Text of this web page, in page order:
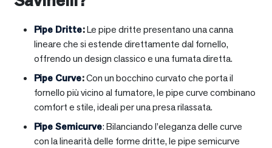
Pipe Dritte:Le pipe dritte presentano una canna
lineare che si estende direttamente dal fornello,
offrendo un design classico e una fumata diretta.
Pipe Curve:Con un bocchino curvato che porta il
fornello più vicino al fumatore, le pipe curve combinano
comfort e stile, ideali per una presa rilassata.
Pipe Semicurve: Bilanciando l’eleganza delle curve
con la linearità delle forme dritte, le pipe semicurve